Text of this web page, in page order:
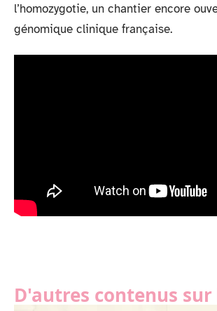
l’homozygotie, un chantier encore
génomique clinique française.
D'autres contenus